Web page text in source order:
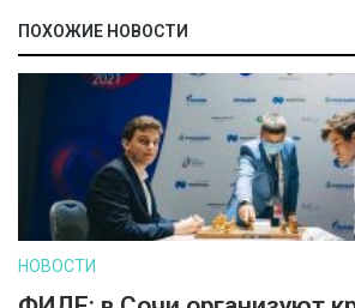
ПОХОЖИЕ НОВОСТИ
НОВОСТИ